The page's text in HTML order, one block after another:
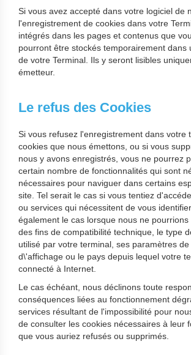
Si vous avez accepté dans votre logiciel de
l'enregistrement de cookies dans votre
intégrés dans les pages et contenus que
pourront être stockés temporairement dans
de votre Terminal. Ils y seront lisibles
émetteur.
Le refus des Cookies
Si vous refusez l'enregistrement dans votre
cookies que nous émettons, ou si vous
nous y avons enregistrés, vous ne pourrez
certain nombre de fonctionnalités qui sont
nécessaires pour naviguer dans certains
site. Tel serait le cas si vous tentiez
ou services qui nécessitent de vous
également le cas lorsque nous ne
des fins de compatibilité technique, le type
utilisé par votre terminal, ses paramètres
d\'affichage ou le pays depuis lequel votre
connecté à Internet.
Le cas échéant, nous déclinons toute
conséquences liées au fonctionnement
services résultant de l'impossibilité pour
de consulter les cookies nécessaires à leur
que vous auriez refusés ou supprimés.